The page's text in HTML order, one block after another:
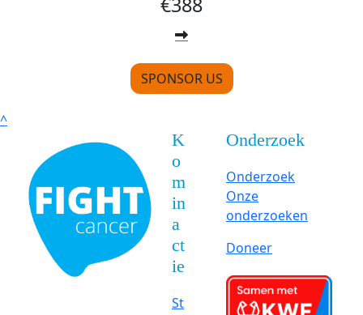
SPONSOR US
^
K
o
m
in
a
ct
ie
St
Onderzoek
Onderzoek
Onze
onderzoeken
Doneer